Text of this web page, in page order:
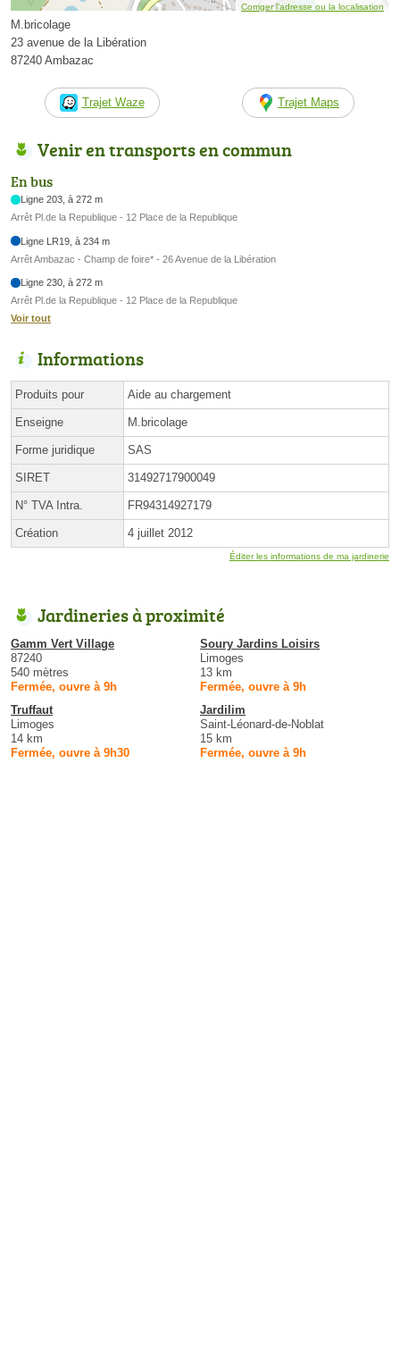
Corriger l’adresse ou la localisation
M.bricolage
23 avenue de la Libération
87240 Ambazac
Trajet Waze Trajet Maps
Venir en transports en commun
En bus
Ligne 203, à 272 m
Arrêt Pl.de la Republique - 12 Place de la Republique
Ligne LR19, à 234 m
Arrêt Ambazac - Champ de foire* - 26 Avenue de la Libération
Ligne 230, à 272 m
Arrêt Pl.de la Republique - 12 Place de la Republique
Voir tout
Informations
Produits pour Aide au chargement
Enseigne M.bricolage
Forme juridique SAS
SIRET 31492717900049
N° TVA Intra. FR94314927179
Création 4 juillet 2012
Éditer les informations de ma jardinerie
Jardineries à proximité
Gamm Vert Village
87240
540 mètres
Fermée, ouvre à 9h
Soury Jardins Loisirs
Limoges
13 km
Fermée, ouvre à 9h
Truffaut
Limoges
14 km
Fermée, ouvre à 9h30
Jardilim
Saint-Léonard-de-Noblat
15 km
Fermée, ouvre à 9h